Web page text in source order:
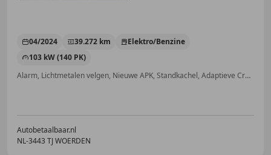
04/2024 39.272 km
Elektro/Benzine
103 kW (140 PK)
Alarm, Lichtmetalen velgen, Nieuwe APK, Standkachel, Adaptieve Cruise Control, LED dagrijverlichting, Dakrails, Mistlampen
Autobetaalbaar.nl
NL-3443 TJ WOERDEN